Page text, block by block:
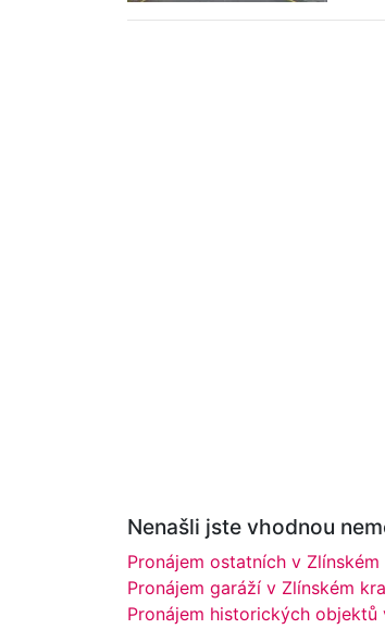
Nenašli jste vhodnou
Pronájem ostatních v Zlínském
Pronájem garáží v Zlínském
Pronájem historických objektů